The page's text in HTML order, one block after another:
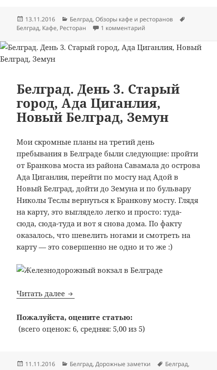
Опубликовано
13.11.2016 Рубрики
Белград,Обзоры кафе и ресторанов
Белград, Кафе, Ресторан 1 комментарий
Белград. День 3. Старый
город, Ада Циганлия,
Новый Белград, Земун
Мои скромные планы на третий день
пребывания в Белграде были следующие: пройти
от Бранкова моста из района Савамала до острова
Ада Циганлия, перейти по мосту над Адой в
Новый Белград, дойти до Земуна и по бульвару
Николы Теслы вернуться к Бранкову мосту. Глядя
на карту, это выглядело легко и просто: туда-
сюда, сюда-туда и вот я снова дома. По факту
оказалось, что шевелить ногами и смотреть на
карту — это совершенно не одно и то же :)
Читать далее Белград. День 3. Старый город, Ада
Пожалуйста, оцените статью:
(всего оценок: 6, средняя: 5,00 из 5)
Опубликовано
11.11.2016 Рубрики
Белград,Дорожные заметки Метки
Белград,